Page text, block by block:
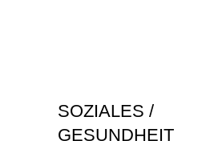
SOZIALES /
GESUNDHEIT